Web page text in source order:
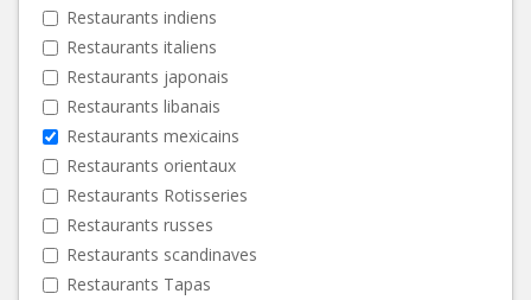
Restaurants indiens
Restaurants italiens
Restaurants japonais
Restaurants libanais
Restaurants mexicains
Restaurants orientaux
Restaurants Rotisseries
Restaurants russes
Restaurants scandinaves
Restaurants Tapas